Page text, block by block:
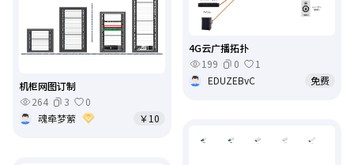
4G云广播拓扑
199
0
1
EDUZEBvC
免费
机柜网图订制
264
3
0
魂牵梦萦
￥10